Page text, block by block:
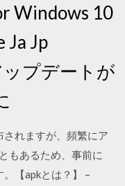
Windows 10
Ja Jp
プデートが
れますが、頻繁にア
もあるため、事前に
【apkとは？】 –